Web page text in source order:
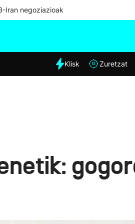
Iran negoziazioak
Eguraldia
Klisk Zuretzat